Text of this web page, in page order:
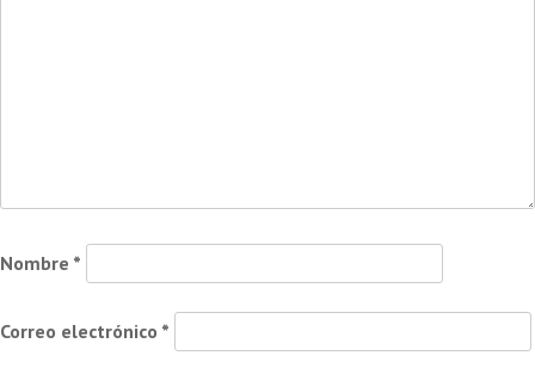
Nombre *
Correo electrónico *